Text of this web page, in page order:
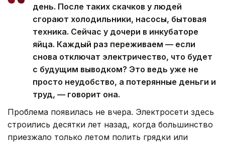
день. После таких скачков у людей
сгорают холодильники, насосы, бытовая
техника. Сейчас у дочери в инкубаторе
яйца. Каждый раз переживаем — если
снова отключат электричество, что будет
с будущим выводком? Это ведь уже не
просто неудобство, а потерянные деньги и
труд, — говорит она.
Проблема появилась не вчера. Электросети здесь
строились десятки лет назад, когда большинство
приезжало только летом полить грядки или